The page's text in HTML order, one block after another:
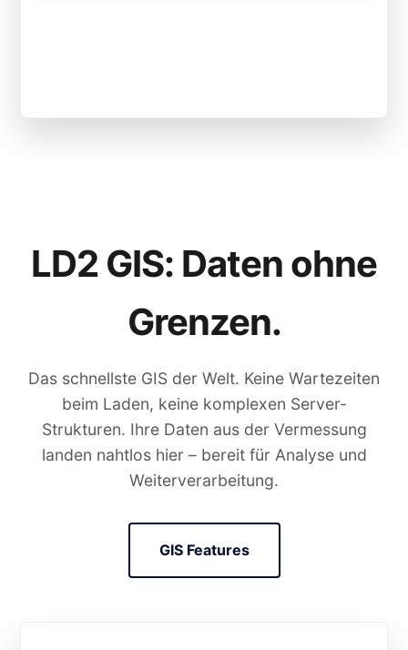
LD2 GIS: Daten ohne
Grenzen.
Das schnellste GIS der Welt. Keine Wartezeiten
beim Laden, keine komplexen Server-
Strukturen. Ihre Daten aus der Vermessung
landen nahtlos hier – bereit für Analyse und
Weiterverarbeitung.
GIS Features